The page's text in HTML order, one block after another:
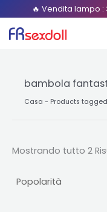
contenuto
🔥 Vendita lampo
bambola
Casa - Products
Mostrando tutto 2